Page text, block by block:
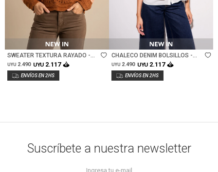
Talle
SWEATER TEXTURA RAYADO -
ROSA/MOCHA
UYU 2.490 UYU 2.117
Talle
CHALECO DENIM BOLSILLOS -
JEAN
UYU 2.490 UYU 2.117
Suscríbete a nuestra newsletter